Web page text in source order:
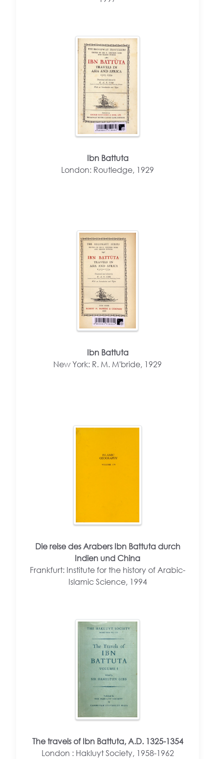
Ibn Battuta
London: Routledge, 1929
Ibn Battuta
New York: R. M. M'bride, 1929
Die reise des Arabers Ibn Battuta durch
Indien und China
Frankfurt: Institute for the history of Arabic-
Islamic Science, 1994
The travels of Ibn Battuta, A.D. 1325-1354
London : Hakluyt Society, 1958-1962